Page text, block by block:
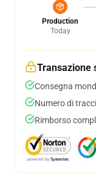
Production
Today
Transazione
Consegna
Numero di
Rimborso